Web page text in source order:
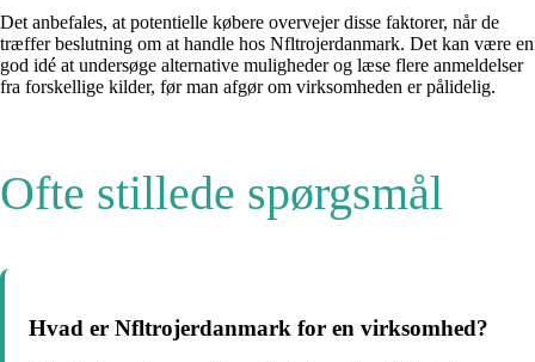
Det anbefales, at potentielle købere overvejer disse faktorer, når de
træffer beslutning om at handle hos Nfltrojerdanmark. Det kan være en
god idé at undersøge alternative muligheder og læse flere anmeldelser
fra forskellige kilder, før man afgør om virksomheden er pålidelig.
Ofte stillede spørgsmål
Hvad er Nfltrojerdanmark for en virksomhed?